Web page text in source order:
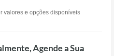
valores e opções disponíveis
Agende a Sua